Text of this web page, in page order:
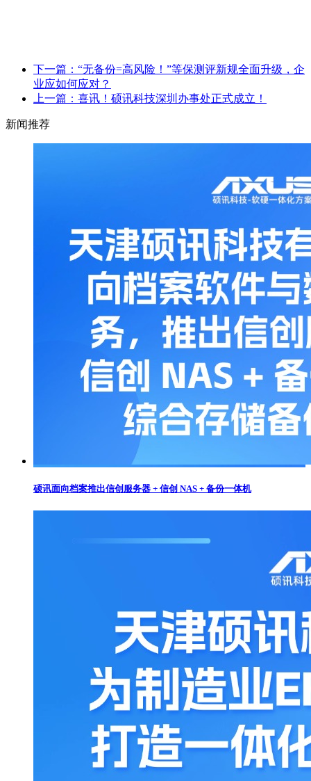
下一篇：“无备份=高风险！”等保测评新规全面升级，企
业应如何应对？
上一篇：喜讯！硕讯科技深圳办事处正式成立！
新闻推荐
硕讯面向档案推出信创服务器 + 信创 NAS + 备份一体机